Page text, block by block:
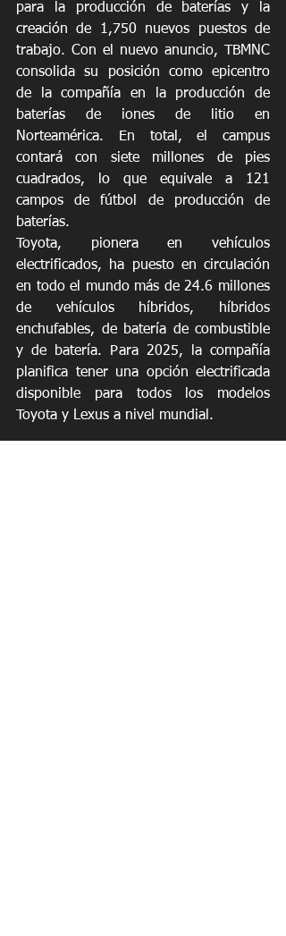
para la producción de baterías y la
creación de 1,750 nuevos puestos de
trabajo. Con el nuevo anuncio, TBMNC
consolida su posición como epicentro
de la compañía en la producción de
baterías de iones de litio en
Norteamérica. En total, el campus
contará con siete millones de pies
cuadrados, lo que equivale a 121
campos de fútbol de producción de
baterías.
Toyota, pionera en vehículos
electrificados, ha puesto en circulación
en todo el mundo más de 24.6 millones
de vehículos híbridos, híbridos
enchufables, de batería de combustible
y de batería. Para 2025, la compañía
planifica tener una opción electrificada
disponible para todos los modelos
Toyota y Lexus a nivel mundial.